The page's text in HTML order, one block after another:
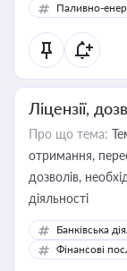
Паливно-
Ліцензії,
Про що тема:
отримання,
дозволів,
діяльності
Банківська
Фінансові